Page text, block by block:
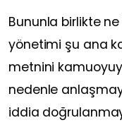
Bununla birlikte
yönetimi şu ana
metnini
nedenle
iddia